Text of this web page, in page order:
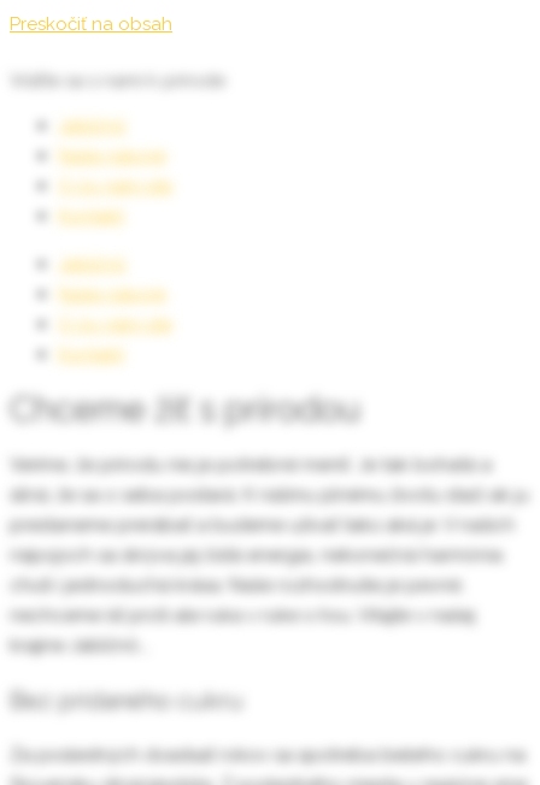
Preskočiť na obsah
Jablčnô
Naše nápoje
O čo nám ide
Kontakt
Jablčnô
Naše nápoje
O čo nám ide
Kontakt
Chceme žiť s prírodou
Veríme, že prírodu nie je potrebné meniť. Je tak bohatá a
silná, že sa o seba postará. K nášmu plnému životu stačí ak ju
prestaneme prerábať a budeme užívať takú aká je. V našich
nápojoch sa skrýva jej čistá energia, nekonečná harmónia
chutí i jednoduchá krása. Naše rozhodnutie je pevné;
nechceme ísť proti ale ruka v ruke s ňou. Vitajte v našej
krajine Jablčnô….
Bez pridaného cukru
Za posledných dvadsať rokov sa spotreba bieleho cukru na